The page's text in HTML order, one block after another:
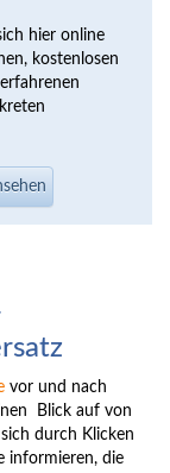
hier online
kostenlosen
vor und nach
Blick auf von
durch Klicken
informieren, die